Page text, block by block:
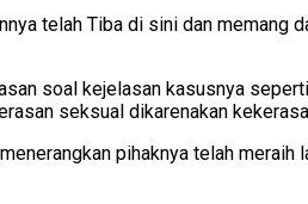
telah Tiba di sini dan
soal kejelasan kasusnya
seksual dikarenakan
pihaknya telah